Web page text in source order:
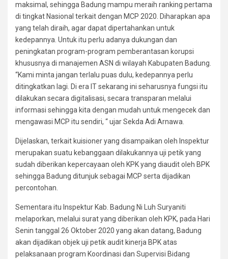
maksimal, sehingga Badung mampu meraih ranking pertama
di tingkat Nasional terkait dengan MCP 2020. Diharapkan apa
yang telah diraih, agar dapat dipertahankan untuk
kedepannya. Untuk itu perlu adanya dukungan dan
peningkatan program-program pemberantasan korupsi
khususnya di manajemen ASN di wilayah Kabupaten Badung.
“Kami minta jangan terlalu puas dulu, kedepannya perlu
ditingkatkan lagi. Di era IT sekarang ini seharusnya fungsi itu
dilakukan secara digitalisasi, secara transparan melalui
informasi sehingga kita dengan mudah untuk mengecek dan
mengawasi MCP itu sendiri, “ ujar Sekda Adi Arnawa.
Dijelaskan, terkait kuisioner yang disampaikan oleh Inspektur
merupakan suatu kebanggaan dilakukannya uji petik yang
sudah diberikan kepercayaan oleh KPK yang diaudit oleh BPK
sehingga Badung ditunjuk sebagai MCP serta dijadikan
percontohan.
Sementara itu Inspektur Kab. Badung Ni Luh Suryaniti
melaporkan, melalui surat yang diberikan oleh KPK, pada Hari
Senin tanggal 26 Oktober 2020 yang akan datang, Badung
akan dijadikan objek uji petik audit kinerja BPK atas
pelaksanaan program Koordinasi dan Supervisi Bidang